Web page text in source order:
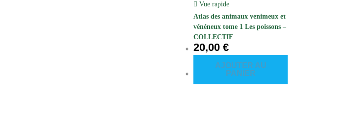
Vue rapide
Atlas des animaux venimeux et
vénéneux tome 1 Les poissons –
COLLECTIF
20,00€
AJOUTER AU
PANIER